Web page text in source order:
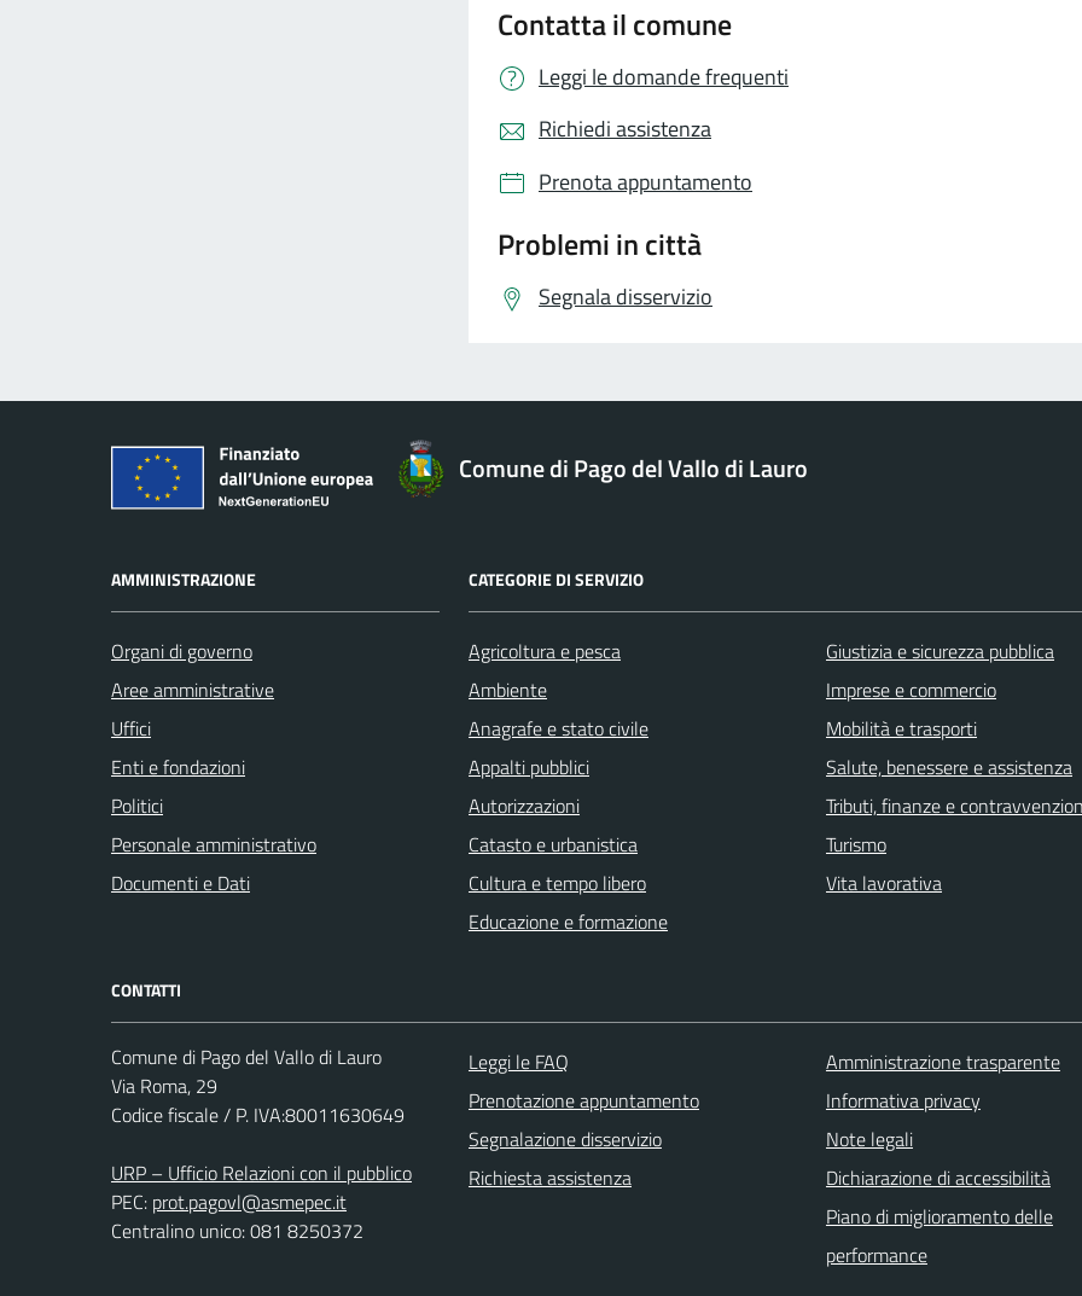
Contatta il comune
Leggi le domande frequenti
Richiedi assistenza
Prenota appuntamento
Problemi in città
Segnala disservizio
Comune di Pago del Vallo di Lauro
AMMINISTRAZIONE
Organi di governo
Aree amministrative
Uffici
Enti e fondazioni
Politici
Personale amministrativo
Documenti e Dati
CATEGORIE DI SERVIZIO
Agricoltura e pesca
Ambiente
Anagrafe e stato civile
Appalti pubblici
Autorizzazioni
Catasto e urbanistica
Cultura e tempo libero
Educazione e formazione
Giustizia e sicurezza pubblica
Imprese e commercio
Mobilità e trasporti
Salute, benessere e assistenza
Tributi, finanze e
Turismo
Vita lavorativa
CONTATTI
Comune di Pago del Vallo di Lauro
Via Roma, 29
Codice fiscale / P. IVA:80011630649
URP – Ufficio Relazioni con il pubblico
PEC: prot.pagovl@asmepec.it
Centralino unico: 081 8250372
Leggi le FAQ
Prenotazione appuntamento
Segnalazione disservizio
Richiesta assistenza
Amministrazione trasparente
Informativa privacy
Note legali
Dichiarazione di accessibilità
Piano di miglioramento delle
performance